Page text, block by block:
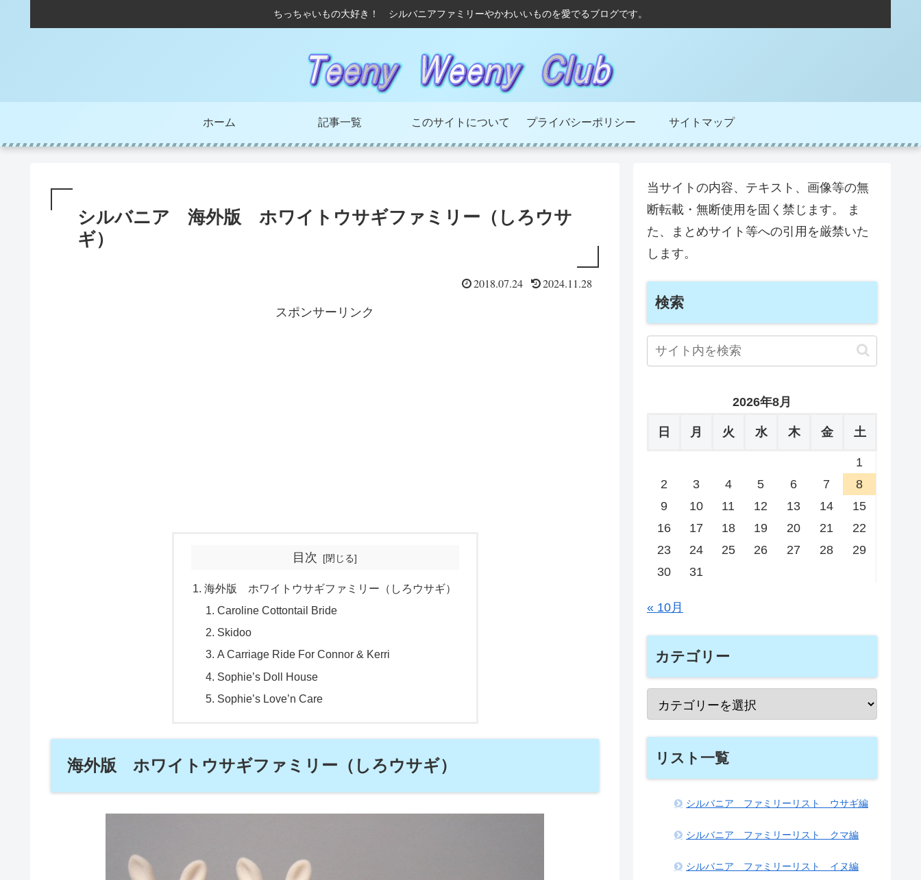
ちっちゃいもの大好き！ シルバニアファミリーやかわいいものを愛でるブログです。
ホーム 記事一覧 このサイトについて プライバシーポリシー サイトマップ
シルバニア 海外版 ホワイトウサギファミリー（しろウサ
ギ）
2018.07.24 2024.11.28
スポンサーリンク
目次
海外版 ホワイトウサギファミリー（しろウサギ）
Caroline Cottontail Bride
Skidoo
A Carriage Ride For Connor & Kerri
Sophie’s Doll House
Sophie’s Love’n Care
海外版 ホワイトウサギファミリー（しろウサギ）
当サイトの内容、テキスト、画像等の無
断転載・無断使用を固く禁じます。 ま
た、まとめサイト等への引用を厳禁いた
します。
検索
2026年8月
日 月 火 水 木 金 土
1
2
3 4 5 6 7
8
9
10 11 12 13 14
15
16
17 18 19 20 21
22
23
24 25 26 27 28
29
30
31
« 10月
カテゴリー
リスト一覧
シルバニア ファミリーリスト ウサギ編
シルバニア ファミリーリスト クマ編
シルバニア ファミリーリスト イヌ編